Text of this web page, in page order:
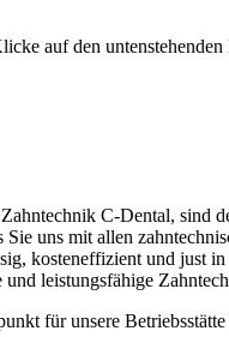
auf den
C-Dental, sind
uns mit allen
kosteneffizient und
leistungsfähige
für unsere Betriebsstätte